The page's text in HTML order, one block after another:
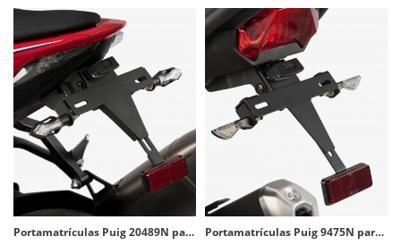
Portamatrículas Puig 20489N para Honda CBR1000RR-R Fireblade (20-25) Portamatrículas Puig 9475N para Kawasaki Versys-X 300 (17-20)